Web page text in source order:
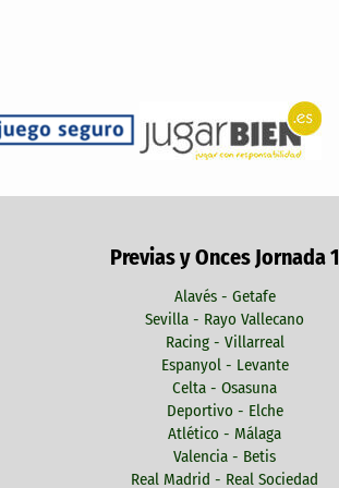
Previas y Onces Jornada 1
Alavés - Getafe
Sevilla - Rayo Vallecano
Racing - Villarreal
Espanyol - Levante
Celta - Osasuna
Deportivo - Elche
Atlético - Málaga
Valencia - Betis
Real Madrid - Real Sociedad